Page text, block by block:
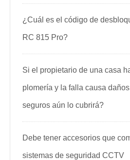
¿Cuál es el código de
RC 815 Pro?
Si el propietario de una casa
plomería y la falla causa
seguros aún lo cubrirá?
Debe tener accesorios que
sistemas de seguridad CCTV